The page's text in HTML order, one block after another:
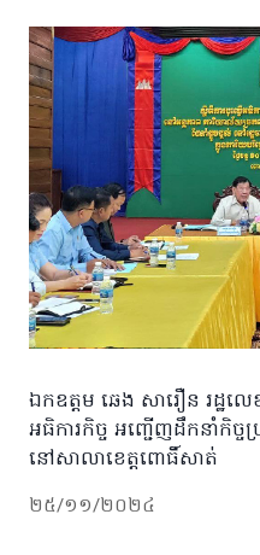
ឯកឧត្តម ឆេង សារឿន រដ្ឋល
អធិការកិច្ច អញ្ជើញដឹកនាំកិច្ចប្
នៅសាលាខេត្តពោធិ៍សាត់
២៥/១១/២០២៤